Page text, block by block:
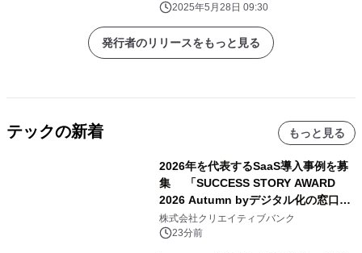
露2025年5月28日 09:30
発行者のリリースをもっと見る
テックの新着 もっと見る
2026年を代表するSaaS導入事例を募
集 「SUCCESS STORY AWARD
2026 Autumn byデジタル化の窓口」
開催
株式会社クリエイティブバンク
23分前